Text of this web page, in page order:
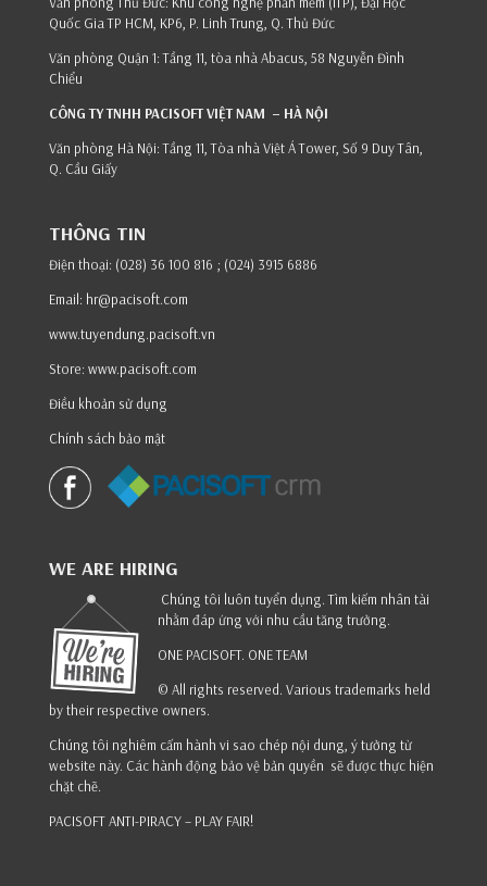
Quốc Gia TP HCM, KP6, P. Linh Trung, Q. Thủ Đức
Văn phòng Quận 1: Tầng 11, tòa nhà Abacus, 58 Nguyễn Đình
Chiểu
CÔNG TY TNHH PACISOFT VIỆT NAM – HÀ NỘI
Văn phòng Hà Nội: Tầng 11, Tòa nhà Việt Á Tower, Số 9 Duy Tân,
Q. Cầu Giấy
THÔNG TIN
Điện thoại: (028) 36 100 816 ; (024) 3915 6886
Email: hr@pacisoft.com
www.tuyendung.pacisoft.vn
Store: www.pacisoft.com
Điều khoản sử dụng
Chính sách bảo mật
WE ARE HIRING
Chúng tôi luôn tuyển dụng. Tìm kiếm nhân tài
nhằm đáp ứng với nhu cầu tăng trưởng.
ONE PACISOFT. ONE TEAM
© All rights reserved. Various trademarks held
by their respective owners.
Chúng tôi nghiêm cấm hành vi sao chép nội dung, ý tưởng từ
website này. Các hành động bảo vệ bản quyền sẽ được thực hiện
chặt chẽ.
PACISOFT ANTI-PIRACY – PLAY FAIR!